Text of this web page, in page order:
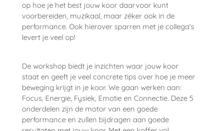
op hoe je het best jouw koor daarvoor kunt
voorbereiden, muzikaal, maar zéker ook in de
performance. Ook hierover sparren met je collega's
levert je veel op!
De workshop biedt je inzichten waar jouw koor
staat en geeft je veel concrete tips over hoe je meer
beweging krijgt in je koor. We gaan werken aan:
Focus, Energie, Fysiek, Emotie en Connectie. Deze 5
onderdelen zijn de motor van een goede
performance en zullen bijdragen aan goede